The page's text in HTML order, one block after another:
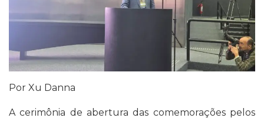
Por Xu Danna
A cerimônia de abertura das comemorações pelos